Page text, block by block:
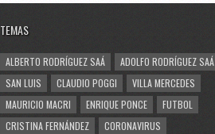
TEMAS
ALBERTO RODRÍGUEZ SAÁ
ADOLFO RODRÍGUEZ SAÁ
SAN LUIS
CLAUDIO POGGI
VILLA MERCEDES
MAURICIO MACRI
ENRIQUE PONCE
FUTBOL
CRISTINA FERNÁNDEZ
CORONAVIRUS